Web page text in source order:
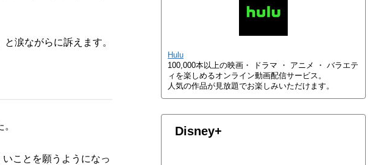
涙ながらに訴えます。
ことを願うようになっ
Hulu
100,000本以上の映画・ ドラマ ・ アニメ ・ バラエテ
ィを楽しめるオンライン動画配信サービス。
人気の作品が見放題でお楽しみいただけます。
Disney+